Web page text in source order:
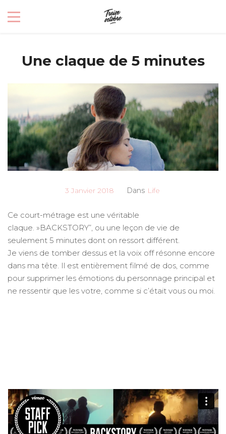
Une claque de 5 minutes
3 Janvier 2018 Dans Life
Ce court-métrage est une véritable
claque. »BACKSTORY”, ou une leçon de vie de
seulement 5 minutes dont on ressort différent.
Je viens de tomber dessus et la voix off résonne encore
dans ma tête. Il est entièrement filmé de dos, comme
pour supprimer les émotions du personnage principal et
ne ressentir que les votre, comme si c’était vous ou moi.